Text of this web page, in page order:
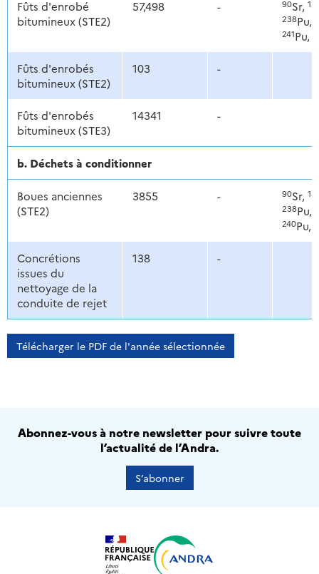
Fûts d'enrobé
bitumineux (STE2)
57,498 - 90Sr,
238Pu,
241Pu,
Fûts d'enrobés
bitumineux (STE2)
103 -
Fûts d'enrobés
bitumineux (STE3)
14341 -
b. Déchets à conditionner
Boues anciennes
(STE2)
3855 - 90Sr,
238Pu,
240Pu,
Concrétions
issues du
nettoyage de la
conduite de rejet
138 -
Télécharger le PDF de l'année sélectionnée
Abonnez-vous à notre newsletter pour suivre toute
l’actualité de l’Andra.
S’abonner